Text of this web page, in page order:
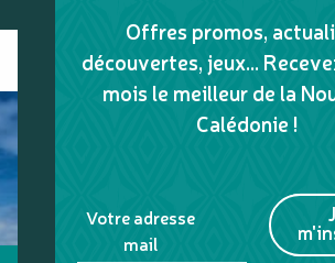
Offres promos,
découvertes, jeux...
mois le meilleur de la
Calédonie !
Votre adresse
mail